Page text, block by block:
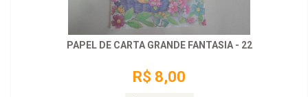
PAPEL DE CARTA GRANDE FANTASIA - 22
R$ 8,00